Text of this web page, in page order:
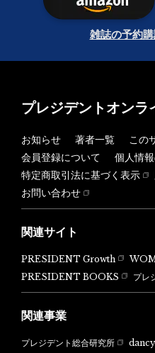
雑誌の予約
プレジデントオンラ
お知らせ 著者一覧
この
会員登録について
個人情
特定商取引法に基づく表示
お問い合わせ
関連サイト
PRESIDENT Growth
PRESIDENT BOOKS
プレ
関連事業
プレジデント総合研究所